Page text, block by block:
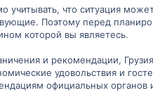
учитывать, что ситуация
Поэтому перед
которой вы являетесь.
и рекомендации,
удовольствия и
официальных